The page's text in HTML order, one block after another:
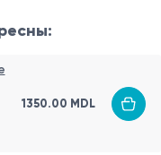
кожи, зоны
вокруг
1350.00 MDL